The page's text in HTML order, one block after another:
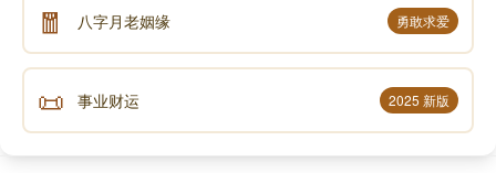
🧧 八字月老姻缘 勇敢求爱
📜 事业财运 2025 新版